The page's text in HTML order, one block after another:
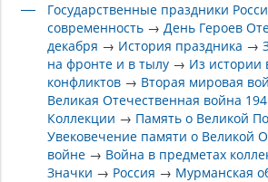
Государственные праздники
современность →День Героев
декабря → История праздника →
на фронте и в тылу → Из истории
конфликтов → Вторая мировая
Великая Отечественная война
Коллекции → Память о Великой
Увековечение памяти о Великой
войне → Война в предметах
Значки → Россия → Мурманская